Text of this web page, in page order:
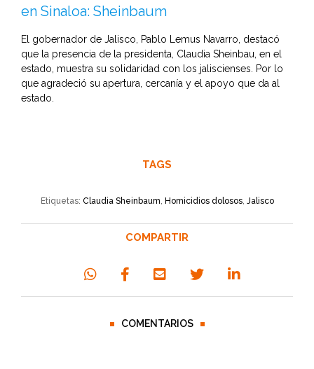
en Sinaloa: Sheinbaum
El gobernador de Jalisco, Pablo Lemus Navarro, destacó
que la presencia de la presidenta, Claudia Sheinbau, en el
estado, muestra su solidaridad con los jaliscienses. Por lo
que agradeció su apertura, cercanía y el apoyo que da al
estado.
TAGS
Etiquetas: Claudia Sheinbaum, Homicidios dolosos, Jalisco
COMPARTIR
COMENTARIOS